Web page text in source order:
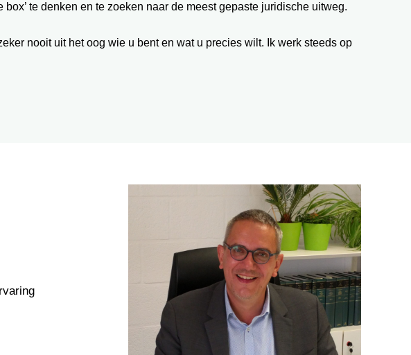
te denken en te zoeken naar de meest gepaste juridische uitweg.
nooit uit het oog wie u bent en wat u precies wilt. Ik werk steeds op